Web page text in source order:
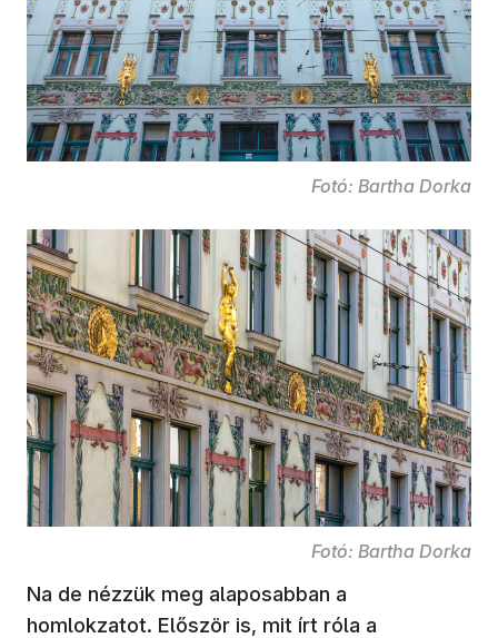
Fotó: Bartha Dorka
Fotó: Bartha Dorka
Na de nézzük meg alaposabban a
homlokzatot. Először is, mit írt róla a